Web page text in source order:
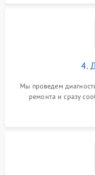
4.
Мы проведем
ремонта и сразу